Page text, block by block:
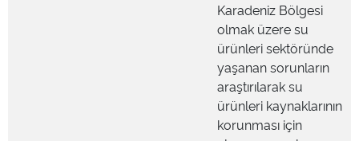
Karadeniz Bölgesi
olmak üzere su
ürünleri sektöründe
yaşanan sorunların
araştırılarak su
ürünleri kaynaklarının
korunması için